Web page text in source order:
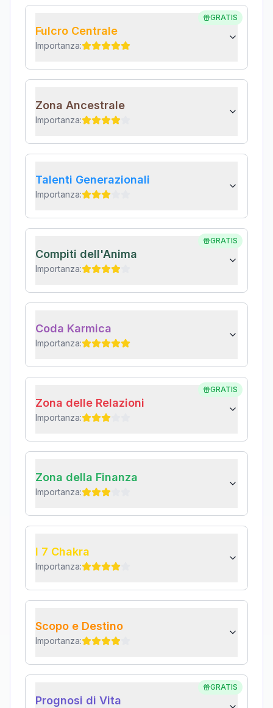
GRATIS
Fulcro Centrale
Importanza:
Zona Ancestrale
Importanza:
Talenti Generazionali
Importanza:
GRATIS
Compiti dell'Anima
Importanza:
Coda Karmica
Importanza:
GRATIS
Zona delle Relazioni
Importanza:
Zona della Finanza
Importanza:
I 7 Chakra
Importanza:
Scopo e Destino
Importanza:
GRATIS
Prognosi di Vita